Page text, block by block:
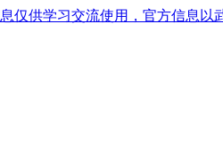
仅供学习交流使用，官方信息以